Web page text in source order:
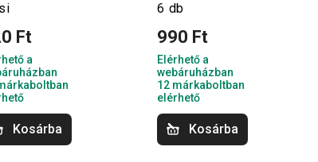
Ft
a
Kosárba
6 db
990 Ft
Elérhető a
webáruházban
12 márkaboltban
elérhető
Kosárba